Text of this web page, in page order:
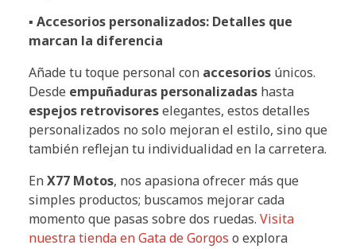
▪ Accesorios personalizados: Detalles que
marcan la diferencia
Añade tu toque personal con accesorios únicos.
Desde empuñaduras personalizadas hasta
espejos retrovisoreselegantes, estos detalles
personalizados no solo mejoran el estilo, sino que
también reflejan tu individualidad en la carretera.
EnX77 Motos, nos apasiona ofrecer más que
simples productos; buscamos mejorar cada
momento que pasas sobre dos ruedas. Visita
nuestra tienda en Gata de Gorgos o explora